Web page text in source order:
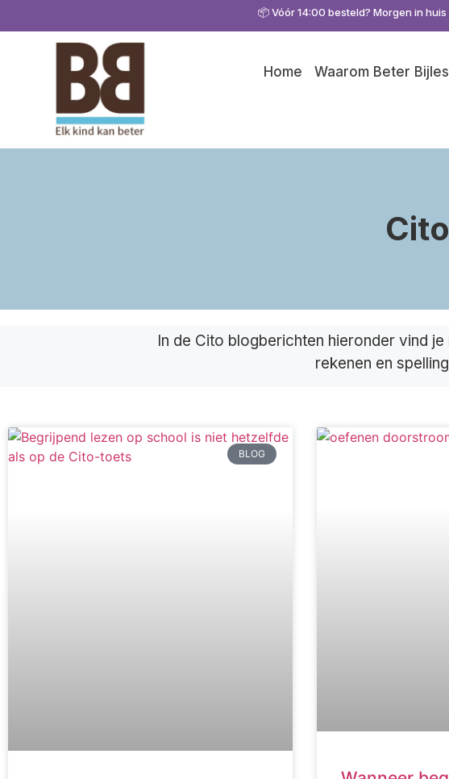
📦 Vóór 14:00 besteld? Morgen in
Home Waarom Beter
In de Cito blogberichten hieronder vind
rekenen en
BLOG